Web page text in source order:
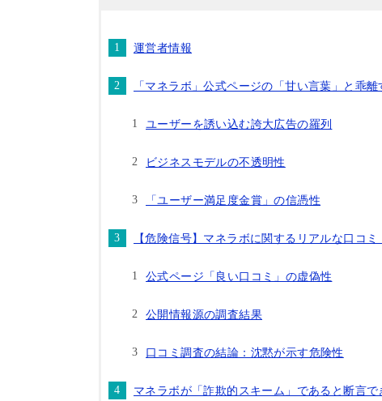
運営者情報
「マネラボ」公式ページの「甘い言葉」と乖
ユーザーを誘い込む誇大広告の羅列
ビジネスモデルの不透明性
「ユーザー満足度金賞」の信憑性
【危険信号】マネラボに関するリアルな口コ
公式ページ「良い口コミ」の虚偽性
公開情報源の調査結果
口コミ調査の結論：沈黙が示す危険性
マネラボが「詐欺的スキーム」であると断言